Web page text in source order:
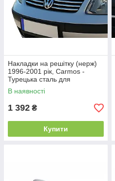
Накладки на решітку (нерж)
1996-2001 рік, Carmos -
Турецька сталь для
Volkswagen Passat B5 рр
В наявності
1 392 ₴
Купити